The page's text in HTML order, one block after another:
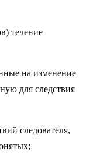
течение
на изменение
для следствия
следователя,